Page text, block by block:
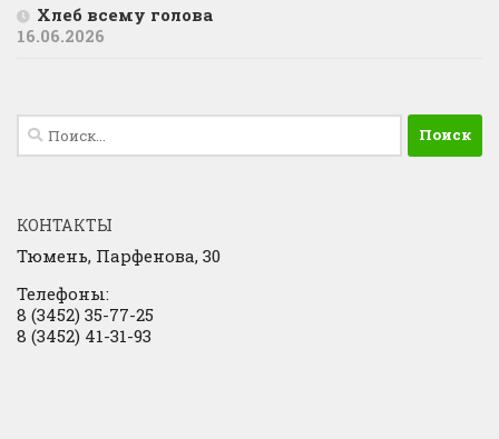
Хлеб всему голова
16.06.2026
Найти:
КОНТАКТЫ
Тюмень, Парфенова, 30
Телефоны:
8 (3452) 35-77-25
8 (3452) 41-31-93